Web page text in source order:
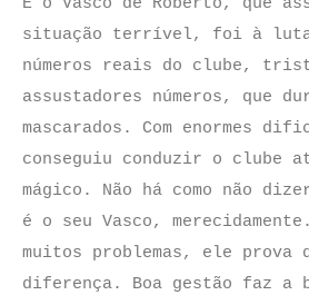
situação terrível, foi à
números reais do clube,
assustadores números, que
mascarados. Com enormes
conseguiu conduzir o clube
mágico. Não há como não
é o seu Vasco, merecidamente.
muitos problemas, ele prova
diferença. Boa gestão faz a